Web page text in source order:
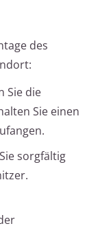
des
Sie die
Sie einen
sorgfältig